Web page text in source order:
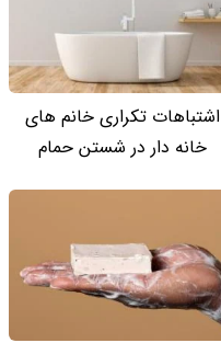
اشتباهات تکراری خانم های
خانه دار در شستن حمام